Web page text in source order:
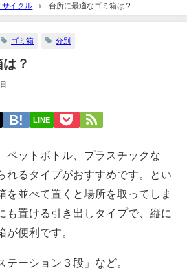
サイクル 台所に最適なゴミ箱は？
ゴミ箱 分別
？
LINE
ペットボトル、プラスチックな
れるタイプがおすすめです。とい
を並べて置くと場所を取ってしま
も置ける引き出しタイプで、縦に
が便利です。
テーション３段」など。